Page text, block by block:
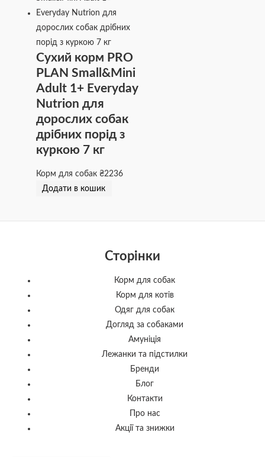
Сухий корм PRO
PLAN Small&Mini
Adult 1+ Everyday
Nutrion для
дорослих собак
дрібних порід з
куркою 7 кг
Корм для собак₴2236
Додати в кошик
Сторінки
Корм для собак
Корм для котів
Одяг для собак
Догляд за собаками
Амуніція
Лежанки та підстилки
Бренди
Блог
Контакти
Про нас
Акції та знижки